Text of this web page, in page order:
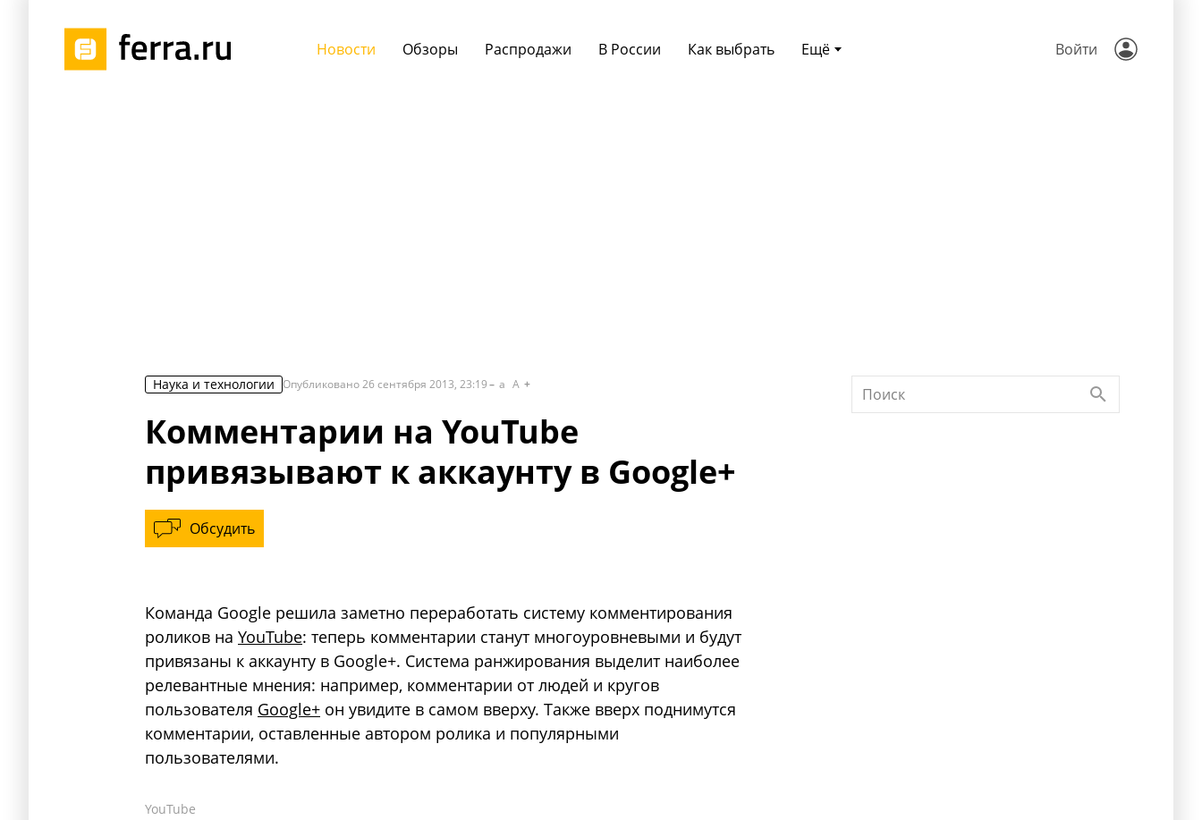
Ещё
Новости Обзоры Распродажи В России Как выбрать Войти
Наука и технологии Опубликовано26 сентября 2013, 23:19 a A
Комментарии на YouTube
привязывают к аккаунту в Google+
Обсудить
Команда Google решила заметно переработать систему комментирования
роликов на YouTube: теперь комментарии станут многоуровневыми и будут
привязаны к аккаунту в Google+. Система ранжирования выделит наиболее
релевантные мнения: например, комментарии от людей и кругов
пользователя Google+ он увидите в самом вверху. Также вверх поднимутся
комментарии, оставленные автором ролика и популярными
пользователями.
YouTube